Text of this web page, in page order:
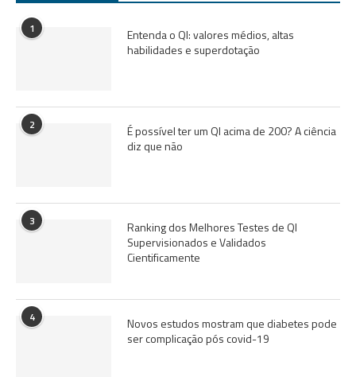
1
Entenda o QI: valores médios, altas
habilidades e superdotação
2
É possível ter um QI acima de 200? A ciência
diz que não
3
Ranking dos Melhores Testes de QI
Supervisionados e Validados
Cientificamente
4
Novos estudos mostram que diabetes pode
ser complicação pós covid-19